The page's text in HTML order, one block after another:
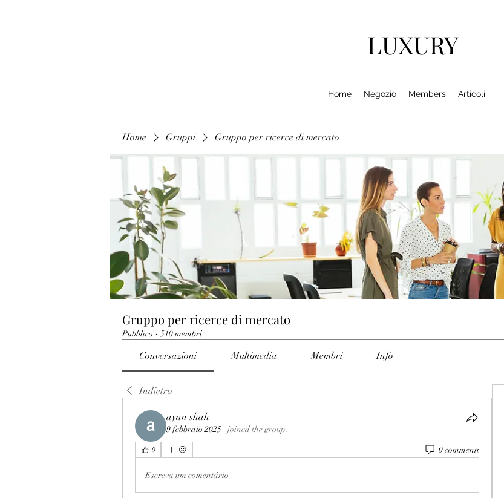
LUXURY
Home Negozio Members Articoli
Home Gruppi Gruppo per ricerce di mercato
Gruppo per ricerce di mercato
Pubblico · 510 membri
Conversazioni Multimedia Membri Info
Indietro
ayan shah
9 febbraio 2025 · joined the group.
0 0 commenti
Escreva um comentário